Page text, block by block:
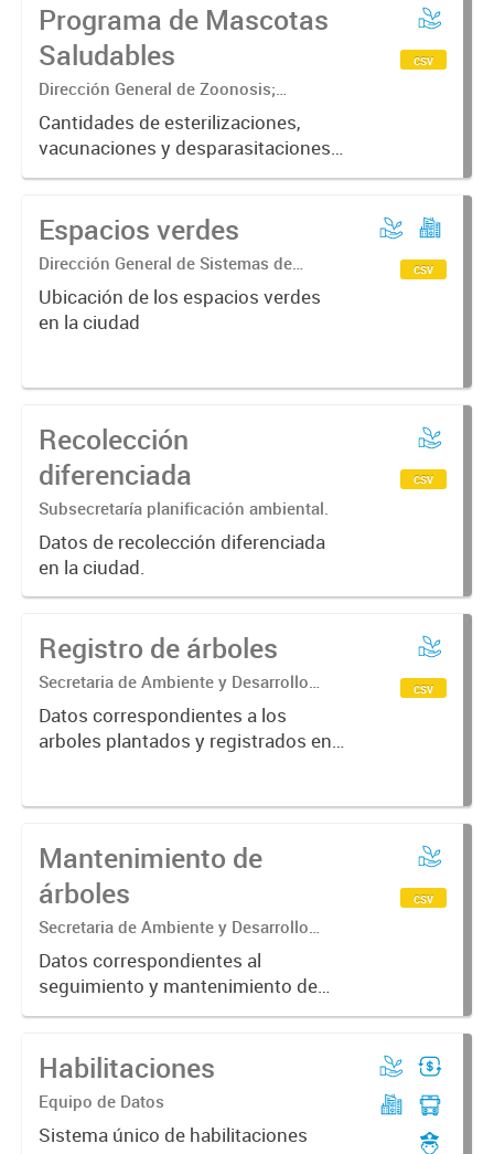
Programa de Mascotas
Saludables
Dirección General de Zoonosis;
Subsecretaría de Contralor ambiental;
Secretaría de Ambiente y Desarrollo
sustentable
Cantidades de esterilizaciones,
vacunaciones y desparasitaciones
realizadas a mascotas ordenadas
csv
Espacios verdes
Dirección General de Sistemas de
Información Geográfica
Ubicación de los espacios verdes
en la ciudad
csv
Recolección
diferenciada
Subsecretaría planificación ambiental.
Datos de recolección diferenciada
en la ciudad.
csv
Registro de árboles
Secretaria de Ambiente y Desarrollo
Sustentable.
Datos correspondientes a los
arboles plantados y registrados en
csv
Mantenimiento de
árboles
Secretaria de Ambiente y Desarrollo
Sustentable
Datos correspondientes al
seguimiento y mantenimiento de
los arboles plantados y registrados
Municipalidad de Corrientes
csv
Habilitaciones
Equipo de Datos
Sistema único de habilitaciones